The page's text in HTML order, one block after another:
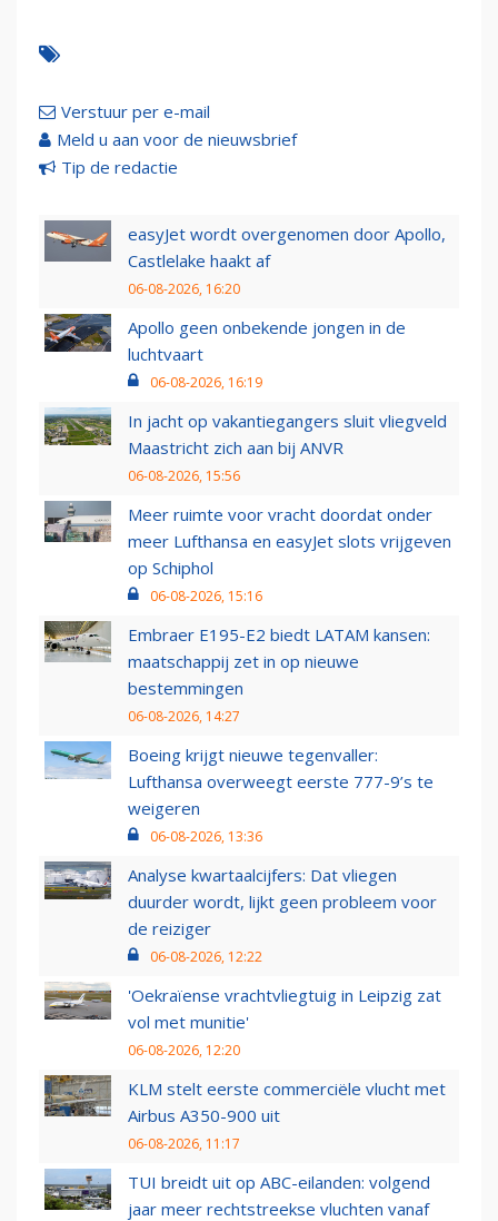
Verstuur per e-mail
Meld u aan voor de nieuwsbrief
Tip de redactie
easyJet wordt overgenomen door Apollo,
Castlelake haakt af
06-08-2026, 16:20
Apollo geen onbekende jongen in de
luchtvaart
06-08-2026, 16:19
In jacht op vakantiegangers sluit vliegveld
Maastricht zich aan bij ANVR
06-08-2026, 15:56
Meer ruimte voor vracht doordat onder
meer Lufthansa en easyJet slots vrijgeven
op Schiphol
06-08-2026, 15:16
Embraer E195-E2 biedt LATAM kansen:
maatschappij zet in op nieuwe
bestemmingen
06-08-2026, 14:27
Boeing krijgt nieuwe tegenvaller:
Lufthansa overweegt eerste 777-9’s te
weigeren
06-08-2026, 13:36
Analyse kwartaalcijfers: Dat vliegen
duurder wordt, lijkt geen probleem voor
de reiziger
06-08-2026, 12:22
'Oekraïense vrachtvliegtuig in Leipzig zat
vol met munitie'
06-08-2026, 12:20
KLM stelt eerste commerciële vlucht met
Airbus A350-900 uit
06-08-2026, 11:17
TUI breidt uit op ABC-eilanden: volgend
jaar meer rechtstreekse vluchten vanaf